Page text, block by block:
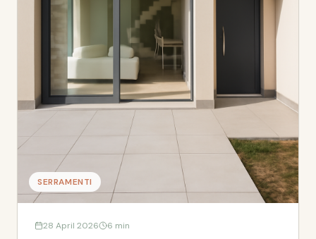
SERRAMENTI
28 April 2026 6 min